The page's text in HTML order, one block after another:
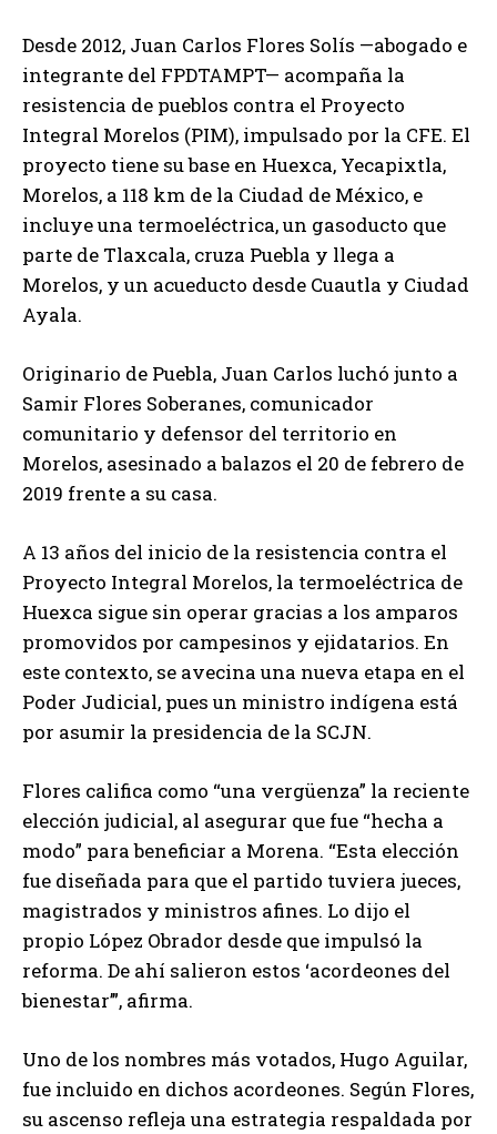
Desde 2012, Juan Carlos Flores Solís —abogado e
integrante del FPDTAMPT— acompaña la
resistencia de pueblos contra el Proyecto
Integral Morelos (PIM), impulsado por la CFE. El
proyecto tiene su base en Huexca, Yecapixtla,
Morelos, a 118 km de la Ciudad de México, e
incluye una termoeléctrica, un gasoducto que
parte de Tlaxcala, cruza Puebla y llega a
Morelos, y un acueducto desde Cuautla y Ciudad
Ayala.
Originario de Puebla, Juan Carlos luchó junto a
Samir Flores Soberanes, comunicador
comunitario y defensor del territorio en
Morelos, asesinado a balazos el 20 de febrero de
2019 frente a su casa.
A 13 años del inicio de la resistencia contra el
Proyecto Integral Morelos, la termoeléctrica de
Huexca sigue sin operar gracias a los amparos
promovidos por campesinos y ejidatarios. En
este contexto, se avecina una nueva etapa en el
Poder Judicial, pues un ministro indígena está
por asumir la presidencia de la SCJN.
Flores califica como “una vergüenza” la reciente
elección judicial, al asegurar que fue “hecha a
modo” para beneficiar a Morena. “Esta elección
fue diseñada para que el partido tuviera jueces,
magistrados y ministros afines. Lo dijo el
propio López Obrador desde que impulsó la
reforma. De ahí salieron estos ‘acordeones del
bienestar’”, afirma.
Uno de los nombres más votados, Hugo Aguilar,
fue incluido en dichos acordeones. Según Flores,
su ascenso refleja una estrategia respaldada por